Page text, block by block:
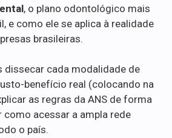
, o plano odontológico mais
e como ele se aplica à realidade
brasileiras.
dissecar cada modalidade de
benefício real (colocando na
as regras da ANS de forma
acessar a ampla rede
o país.